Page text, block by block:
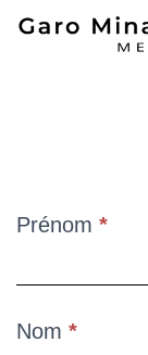
Contact
Prénom *
Nom *